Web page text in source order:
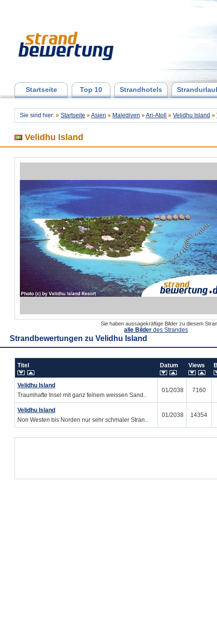
Startseite Top 10 Strandhotels
Sie sind hier: » Startseite » Asien » Malediven » Ari-Atoll » Velidhu Island »
Velidhu Island
Sie haben aussagekräftige Bilder zu diesem
alle Bilder des Strandes
Strandbewertungen zu Velidhu Island
Titel Datum Views
Velidhu Island
Traumhafte Insel mit ganz feinem weissen Sand..
01/2038 7160
Velidhu Island
Non Westen bis Norden nur sehr schmaler Stran..
01/2038 14354